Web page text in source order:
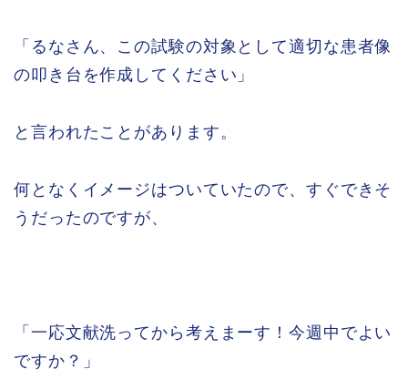
「るなさん、この試験の対象として適切な患者像
の叩き台を作成してください」
と言われたことがあります。
何となくイメージはついていたので、すぐできそ
うだったのですが、
「一応文献洗ってから考えまーす！今週中でよい
ですか？」